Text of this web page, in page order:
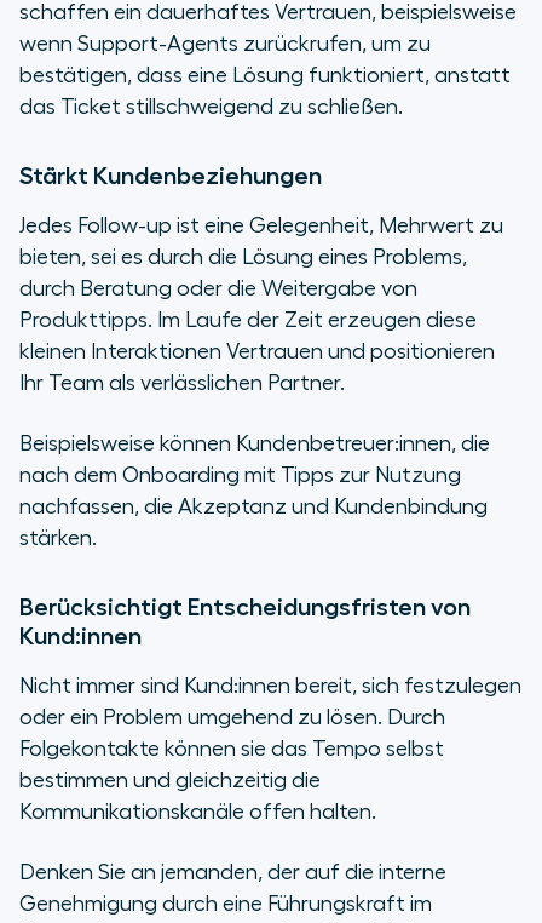
schaffen ein dauerhaftes Vertrauen, beispielsweise
wenn Support-Agents zurückrufen, um zu
bestätigen, dass eine Lösung funktioniert, anstatt
das Ticket stillschweigend zu schließen.
Stärkt Kundenbeziehungen
Jedes Follow-up ist eine Gelegenheit, Mehrwert zu
bieten, sei es durch die Lösung eines Problems,
durch Beratung oder die Weitergabe von
Produkttipps. Im Laufe der Zeit erzeugen diese
kleinen Interaktionen Vertrauen und positionieren
Ihr Team als verlässlichen Partner.
Beispielsweise können Kundenbetreuer:innen, die
nach dem Onboarding mit Tipps zur Nutzung
nachfassen, die Akzeptanz und Kundenbindung
stärken.
Berücksichtigt Entscheidungsfristen von
Kund:innen
Nicht immer sind Kund:innen bereit, sich festzulegen
oder ein Problem umgehend zu lösen. Durch
Folgekontakte können sie das Tempo selbst
bestimmen und gleichzeitig die
Kommunikationskanäle offen halten.
Denken Sie an jemanden, der auf die interne
Genehmigung durch eine Führungskraft im